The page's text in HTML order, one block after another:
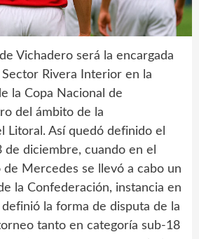
Vichadero será la encargada
Rivera Interior en la
la Copa Nacional de
del ámbito de la
Litoral. Así quedó definido el
de diciembre, cuando en el
Mercedes se llevó a cabo un
la Confederación, instancia en
definió la forma de disputa de la
tanto en categoría sub-18